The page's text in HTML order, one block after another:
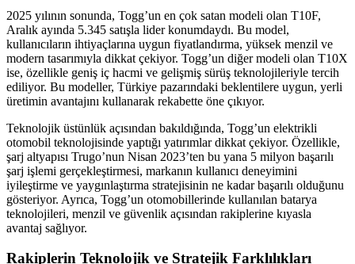
2025 yılının sonunda, Togg’un en çok satan modeli olan T10F,
Aralık ayında 5.345 satışla lider konumdaydı. Bu model,
kullanıcıların ihtiyaçlarına uygun fiyatlandırma, yüksek menzil ve
modern tasarımıyla dikkat çekiyor. Togg’un diğer modeli olan T10X
ise, özellikle geniş iç hacmi ve gelişmiş sürüş teknolojileriyle tercih
ediliyor. Bu modeller, Türkiye pazarındaki beklentilere uygun, yerli
üretimin avantajını kullanarak rekabette öne çıkıyor.
Teknolojik üstünlük açısından bakıldığında, Togg’un elektrikli
otomobil teknolojisinde yaptığı yatırımlar dikkat çekiyor. Özellikle,
şarj altyapısı Trugo’nun Nisan 2023’ten bu yana 5 milyon başarılı
şarj işlemi gerçekleştirmesi, markanın kullanıcı deneyimini
iyileştirme ve yaygınlaştırma stratejisinin ne kadar başarılı olduğunu
gösteriyor. Ayrıca, Togg’un otomobillerinde kullanılan batarya
teknolojileri, menzil ve güvenlik açısından rakiplerine kıyasla
avantaj sağlıyor.
Rakiplerin Teknolojik ve Stratejik Farklılıkları